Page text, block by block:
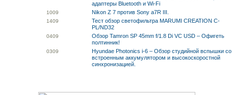
адаптеры Bluetooth и Wi-Fi
1009 Nikon Z 7 против Sony a7R III.
1409
Тест обзор светофильтра MARUMI CREATION C-
PL/ND32
0409
Обзор Tamron SP 45mm f/1.8 Di VC USD – Офигеть
полтинник!
0309
Hyundae Photonics i-6 – Обзор студийной вспышки со
встроенным аккумулятором и высокоскоростной
синхронизацией.